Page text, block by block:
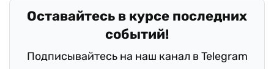
Оставайтесь в курсе последних
событий!
Подписывайтесь на наш канал в Telegram